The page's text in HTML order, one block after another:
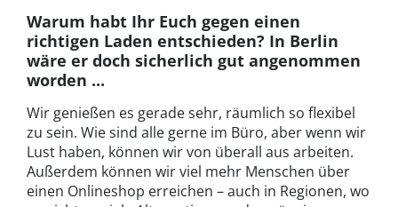
Warum habt Ihr Euch gegen einen
richtigen Laden entschieden? In Berlin
wäre er doch sicherlich gut angenommen
worden ...
Wir genießen es gerade sehr, räumlich so flexibel
zu sein. Wie sind alle gerne im Büro, aber wenn wir
Lust haben, können wir von überall aus arbeiten.
Außerdem können wir viel mehr Menschen über
einen Onlineshop erreichen – auch in Regionen, wo